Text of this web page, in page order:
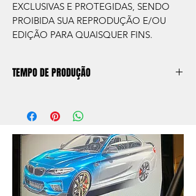
EXCLUSIVAS E PROTEGIDAS, SENDO
PROIBIDA SUA REPRODUÇÃO E/OU
EDIÇÃO PARA QUAISQUER FINS.
TEMPO DE PRODUÇÃO
aprox. 5 dias úteis, após a confirmação de
compra.
Após a produçao, seguimos com o envio
no endereço que nos for informado na
compra ou disponibilizaremos para retirada
caso seja sua opção de compra.